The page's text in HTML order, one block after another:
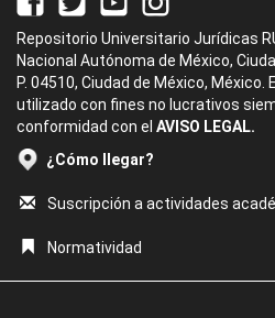
Repositorio Universitario Jurídicas
Nacional Autónoma de México,
P. 04510, Ciudad de México,
utilizado con fines no lucrativos
conformidad con el AVISO LEGAL.
¿Cómo llegar?
Suscripción a actividades
Normatividad